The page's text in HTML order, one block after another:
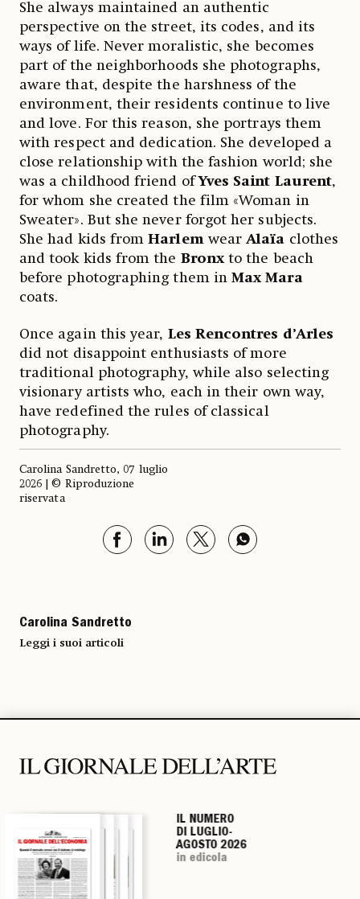
She always maintained an authentic
perspective on the street, its codes, and its
ways of life. Never moralistic, she becomes
part of the neighborhoods she photographs,
aware that, despite the harshness of the
environment, their residents continue to live
and love. For this reason, she portrays them
with respect and dedication. She developed a
close relationship with the fashion world; she
was a childhood friend ofYves Saint Laurent,
for whom she created the film «Woman in
Sweater». But she never forgot her subjects.
She had kids fromHarlemwearAlaïa clothes
and took kids from the Bronxto the beach
before photographing them inMax Mara
coats.
Once again this year, Les Rencontres d’Arles
did not disappoint enthusiasts of more
traditional photography, while also selecting
visionary artists who, each in their own way,
have redefined the rules of classical
photography.
Carolina Sandretto, 07 luglio
2026 | © Riproduzione
riservata
Carolina Sandretto
Leggi i suoi articoli
IL NUMERO
DI LUGLIO-
AGOSTO 2026
in edicola
IL NUMERO
DI LUGLIO-
AGOSTO 2026
in edicola
IL NUMERO
DI LUGLIO-
AGOSTO 2026
in edicola
IL NUMERO
DI LUGLIO-
AGOSTO 2026
in edicola